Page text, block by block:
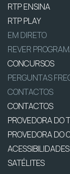
RTP ENSINA
RTP PLAY
EM DIRETO
REVER
CONCURSOS
PERGUNTAS
CONTACTOS
CONTACTOS
PROVEDORA DO
PROVEDORA DO
ACESSIBILIDADES
SATÉLITES